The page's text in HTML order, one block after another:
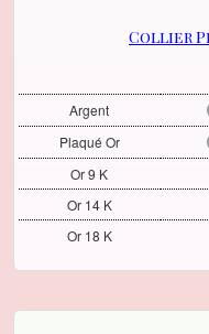
Collier
Argent
Plaqué Or
Or 9 K
Or 14 K
Or 18 K